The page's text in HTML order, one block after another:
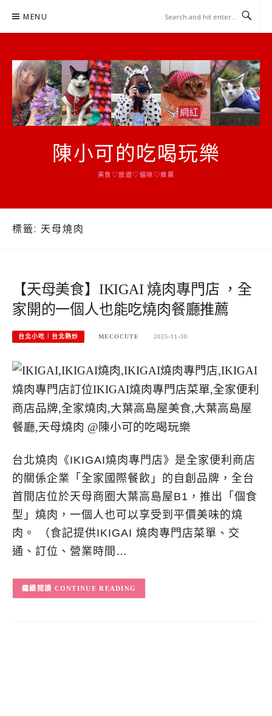
MENU
陳小可的吃喝玩樂
美食♡旅遊♡貓咪♡推薦
標籤: 天母燒肉
【天母美食】IKIGAI 燒肉專門店 ，全
家開的一個人也能吃燒肉餐廳推薦
台北小吃︱台北熱炒 MECOCUTE 2025-11-30
台北燒肉《IKIGAI燒肉專門店》是全家便利商店
的關係企業「全家國際餐飲」的自創品牌，全台
首間店位於天母商圈大葉高島屋B1，推出「個食
型」燒肉，一個人也可以享受到平價美味的燒
肉。 （食記提供IKIGAI 燒肉專門店菜單、交
通、訂位、營業時間…
CONTINUE READING